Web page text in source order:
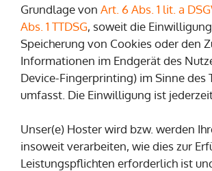
Grundlage von Art. 6 Abs. 1 lit. a
Abs. 1 TTDSG, soweit die
Speicherung von Cookies oder den
Informationen im Endgerät des
Device-Fingerprinting) im Sinne des
umfasst. Die Einwilligung ist
Unser(e) Hoster wird bzw. werden
insoweit verarbeiten, wie dies zur
Leistungspflichten erforderlich ist